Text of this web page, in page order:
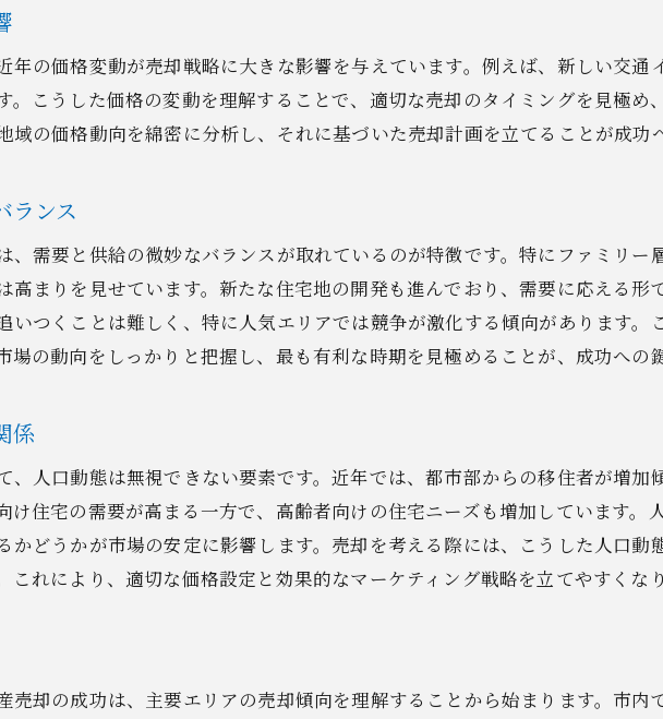
最適な販売チャネルの選び方
効果的な広告戦略の立案
内覧時の魅力的な演出方法
プロのネットワークを活用する
地元市場を活かした群馬県伊勢崎市での不動産売却戦略
地元特有の売却利点を最大化する
競合物件との差別化ポイント
長期的な視野での市場分析
地域コミュニティとの関係構築
群馬県伊勢崎市で不動産売却の交渉を成功させるためのポイント
交渉前に準備すべき情報
契約条件の確認事項
年の価格変動が売却戦略に大きな影響を与えています。例えば、新しい交通
こうした価格の変動を理解することで、適切な売却のタイミングを見極め
域の価格動向を綿密に分析し、それに基づいた売却計画を立てることが成功
ランス
、需要と供給の微妙なバランスが取れているのが特徴です。特にファミリー
高まりを見せています。新たな住宅地の開発も進んでおり、需要に応える形
いつくことは難しく、特に人気エリアでは競争が激化する傾向があります
場の動向をしっかりと把握し、最も有利な時期を見極めることが、成功への
係
、人口動態は無視できない要素です。近年では、都市部からの移住者が増加
け住宅の需要が高まる一方で、高齢者向けの住宅ニーズも増加しています。
かどうかが市場の安定に影響します。売却を考える際には、こうした人口動
これにより、適切な価格設定と効果的なマーケティング戦略を立てやすくな
売却の成功は、主要エリアの売却傾向を理解することから始まります。市